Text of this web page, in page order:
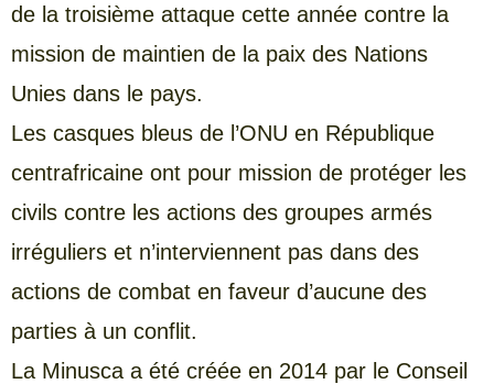
de la troisième attaque cette année contre la
mission de maintien de la paix des Nations
Unies dans le pays.
Les casques bleus de l’ONU en République
centrafricaine ont pour mission de protéger les
civils contre les actions des groupes armés
irréguliers et n’interviennent pas dans des
actions de combat en faveur d’aucune des
parties à un conflit.
La Minusca a été créée en 2014 par le Conseil